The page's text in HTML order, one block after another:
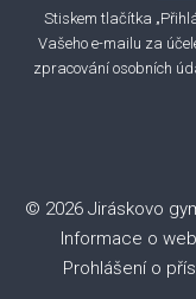
Stiskem tlačítka
Vašeho e-mailu za
zpracování osobních
© 2026 Jiráskovo
Informace o
Prohlášení o